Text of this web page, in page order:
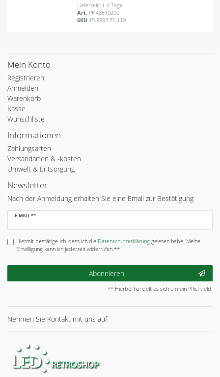
Lieferzeit: 1-4 Tage
Art. PH48610200
SKU 15.9993.76.110
Mein Konto
Registrieren
Anmelden
Warenkorb
Kasse
Wunschliste
Informationen
Zahlungsarten
Versandarten & -kosten
Umwelt & Entsorgung
Newsletter
Nach der Anmeldung erhalten Sie eine Email zur Bestätigung
E-MAIL **
Newsletter
Hiermit bestätige ich, dass ich die Daten­schutz­erklärunggelesen habe. Meine
Einwilligung kann ich jederzeit widerrufen.**
Abonnieren
** Hierbei handelt es sich um ein Pflichtfeld.
Nehmen Sie Kontakt mit uns auf